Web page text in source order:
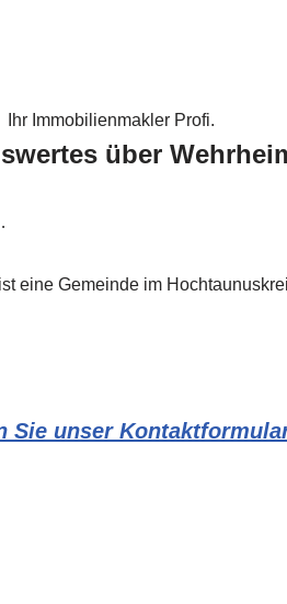
Ihr Immobilienmakler Profi.
über
ist eine Gemeinde im
Sie unser